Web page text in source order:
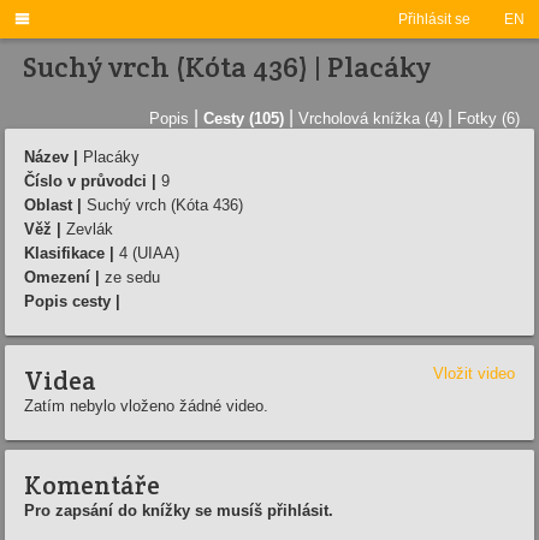
Přihlásit se EN

Suchý vrch (Kóta 436) | Placáky
Popis Cesty (105) Vrcholová knížka (4) Fotky (6)
Název |
Placáky
Číslo v průvodci |
9
Oblast |
Suchý vrch (Kóta 436)
Věž |
Zevlák
Klasifikace |
4 (UIAA)
Omezení |
ze sedu
Popis cesty |
Videa
Vložit video
Zatím nebylo vloženo žádné video.
Komentáře
Pro zapsání do knížky se musíš přihlásit.